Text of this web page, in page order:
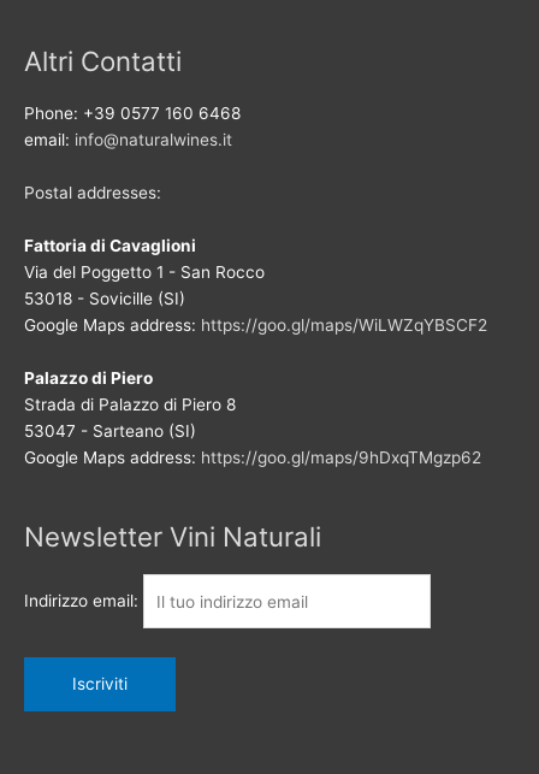
Altri Contatti
Phone: +39 0577 160 6468
email: info@naturalwines.it
Postal addresses:
Fattoria di Cavaglioni
Via del Poggetto 1 - San Rocco
53018 - Sovicille (SI)
Google Maps address: https://goo.gl/maps/WiLWZqYBSCF2
Palazzo di Piero
Strada di Palazzo di Piero 8
53047 - Sarteano (SI)
Google Maps address: https://goo.gl/maps/9hDxqTMgzp62
Newsletter Vini Naturali
Indirizzo email: